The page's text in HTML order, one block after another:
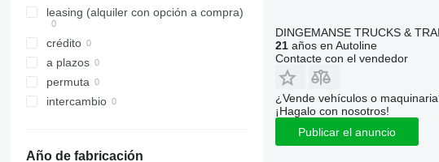
leasing (alquiler con opción a compra)
crédito
a plazos
permuta
intercambio
Año de fabricación
DINGEMANSE TRUCKS &
21años en Autoline
Contacte con el vendedor
¿Vende vehículos o
¡Hagalo con nosotros!
Publicar el anuncio